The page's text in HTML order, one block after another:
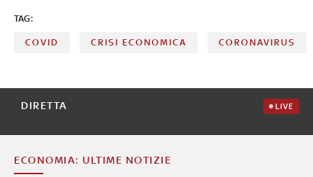
TAG:
COVID CRISI ECONOMICA CORONAVIRUS
DIRETTA LIVE
ECONOMIA: ULTIME NOTIZIE